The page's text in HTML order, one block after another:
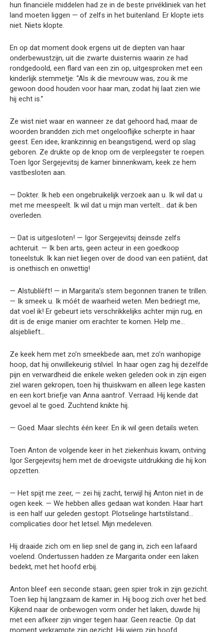
hun financiële middelen had ze in de beste privékliniek van het
land moeten liggen — of zelfs in het buitenland. Er klopte iets
niet. Niets klopte.
En op dat moment dook ergens uit de diepten van haar
onderbewustzijn, uit die zwarte duisternis waarin ze had
rondgedoold, een flard van een zin op, uitgesproken met een
kinderlijk stemmetje: “Als ik die mevrouw was, zou ik me
gewoon dood houden voor haar man, zodat hij laat zien wie
hij echt is.”
Ze wist niet waar en wanneer ze dat gehoord had, maar de
woorden brandden zich met ongelooflijke scherpte in haar
geest. Een idee, krankzinnig en beangstigend, werd op slag
geboren. Ze drukte op de knop om de verpleegster te roepen.
Toen Igor Sergejevitsj de kamer binnenkwam, keek ze hem
vastbesloten aan.
— Dokter. Ik heb een ongebruikelijk verzoek aan u. Ik wil dat u
met me meespeelt. Ik wil dat u mijn man vertelt… dat ik ben
overleden.
— Dat is uitgesloten! — Igor Sergejevitsj deinsde zelfs
achteruit. — Ik ben arts, geen acteur in een goedkoop
toneelstuk. Ik kan niet liegen over de dood van een patiënt, dat
is onethisch en onwettig!
— Alstublíéft! — in Margarita’s stem begonnen tranen te trillen.
— Ik smeek u. Ik móét de waarheid weten. Men bedriegt me,
dat voel ik! Er gebeurt iets verschrikkelijks achter mijn rug, en
dit is de enige manier om erachter te komen. Help me…
alsjeblieft…
Ze keek hem met zo’n smeekbede aan, met zo’n wanhopige
hoop, dat hij onwillekeurig stilviel. In haar ogen zag hij dezelfde
pijn en verwardheid die enkele weken geleden ook in zijn eigen
ziel waren gekropen, toen hij thuiskwam en alleen lege kasten
en een kort briefje van Anna aantrof. Verraad. Hij kende dat
gevoel al te goed. Zuchtend knikte hij.
— Goed. Maar slechts één keer. En ik wil geen details weten.
Toen Anton de volgende keer in het ziekenhuis kwam, ontving
Igor Sergejevitsj hem met de droevigste uitdrukking die hij kon
opzetten.
— Het spijt me zeer, — zei hij zacht, terwijl hij Anton niet in de
ogen keek. — We hebben alles gedaan wat konden. Haar hart
is een half uur geleden gestopt. Plotselinge hartstilstand…
complicaties door het letsel. Mijn medeleven.
Hij draaide zich om en liep snel de gang in, zich een lafaard
voelend. Ondertussen hadden ze Margarita onder een laken
bedekt, met het hoofd erbij.
Anton bleef een seconde staan; geen spier trok in zijn gezicht.
Toen liep hij langzaam de kamer in. Hij boog zich over het bed.
Kijkend naar de onbewogen vorm onder het laken, duwde hij
met een afkeer zijn vinger tegen haar. Geen reactie. Op dat
moment verkrampte zijn gezicht. Hij wierp zijn hoofd